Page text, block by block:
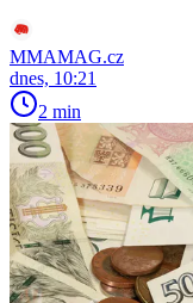
MMAMAG.cz
dnes, 10:21
2 min